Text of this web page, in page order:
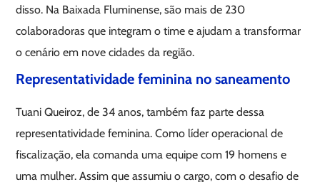
disso. Na Baixada Fluminense, são mais de 230
colaboradoras que integram o time e ajudam a transformar
o cenário em nove cidades da região.
Representatividade feminina no saneamento
Tuani Queiroz, de 34 anos, também faz parte dessa
representatividade feminina. Como líder operacional de
fiscalização, ela comanda uma equipe com 19 homens e
uma mulher. Assim que assumiu o cargo, com o desafio de